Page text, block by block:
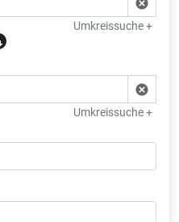
Umkreissuche +
Umkreissuche +